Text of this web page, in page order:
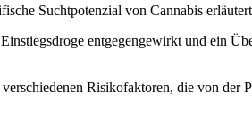
Suchtpotenzial von Cannabis
entgegengewirkt und ein
Risikofaktoren, die von der